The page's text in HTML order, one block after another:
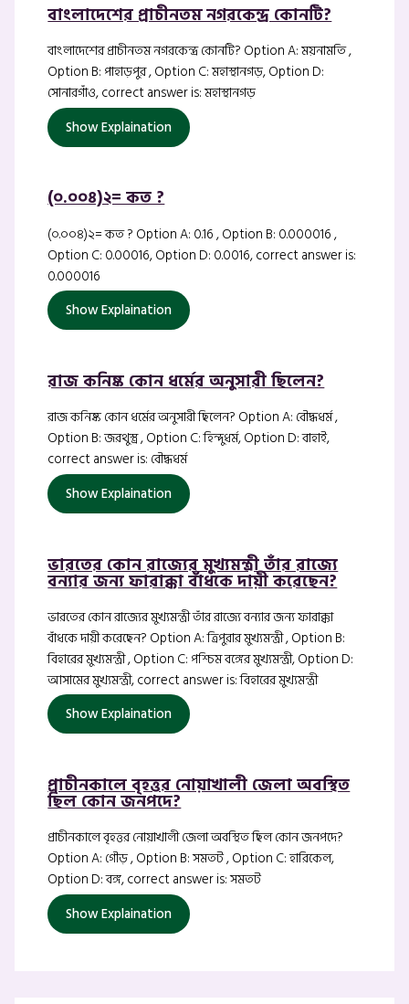
বাংলাদেশের প্রাচীনতম নগরকেন্দ্র কোনটি?
বাংলাদেশের প্রাচীনতম নগরকেন্দ্র কোনটি? Option A: ময়নামতি ,
Option B: পাহাড়পুর , Option C: মহাস্থানগড়, Option D:
সোনারগাঁও, correct answer is: মহাস্থানগড়
Show Explaination
(০.০০৪)২= কত ?
(০.০০৪)২= কত ? Option A: 0.16 , Option B: 0.000016 ,
Option C: 0.00016, Option D: 0.0016, correct answer is:
0.000016
Show Explaination
রাজ কনিষ্ক কোন ধর্মের অনুসারী ছিলেন?
রাজ কনিষ্ক কোন ধর্মের অনুসারী ছিলেন? Option A: বৌদ্ধধর্ম ,
Option B: জরথুস্ত্র , Option C: হিন্দুধর্ম, Option D: বাহাই,
correct answer is: বৌদ্ধধর্ম
Show Explaination
ভারতের কোন রাজ্যের মুখ্যমন্ত্রী তাঁর রাজ্যে
বন্যার জন্য ফারাক্কা বাঁধকে দায়ী করেছেন?
ভারতের কোন রাজ্যের মুখ্যমন্ত্রী তাঁর রাজ্যে বন্যার জন্য ফারাক্কা
বাঁধকে দায়ী করেছেন? Option A: ত্রিপুরার মুখ্যমন্ত্রী , Option B:
বিহারের মুখ্যমন্ত্রী , Option C: পশ্চিম বঙ্গের মুখ্যমন্ত্রী, Option D:
আসামের মুখ্যমন্ত্রী, correct answer is: বিহারের মুখ্যমন্ত্রী
Show Explaination
প্রাচীনকালে বৃহত্তর নোয়াখালী জেলা অবস্থিত
ছিল কোন জনপদে?
প্রাচীনকালে বৃহত্তর নোয়াখালী জেলা অবস্থিত ছিল কোন জনপদে?
Option A: গৌড় , Option B: সমতট , Option C: হারিকেল,
Option D: বঙ্গ, correct answer is: সমতট
Show Explaination